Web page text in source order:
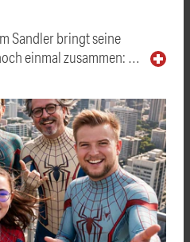
Sandler bringt seine
einmal zusammen: …